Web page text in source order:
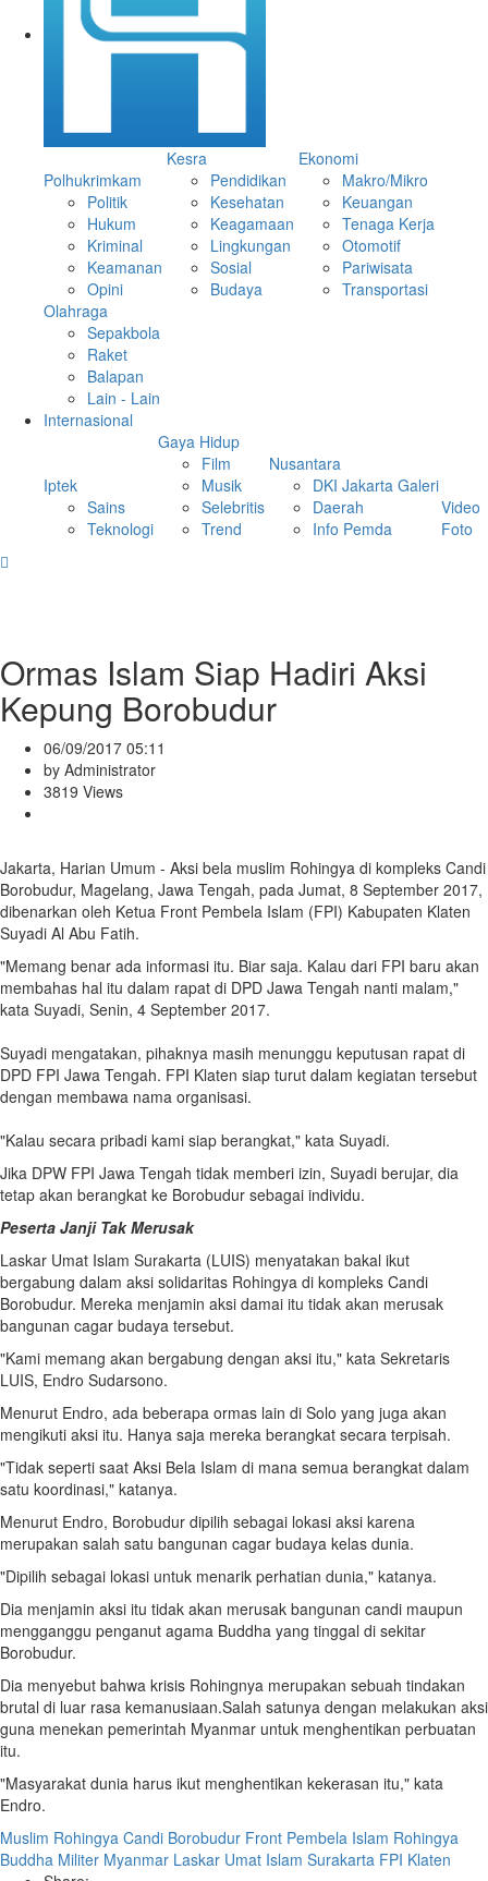
Polhukrimkam
Politik
Hukum
Kriminal
Keamanan
Opini
Kesra
Pendidikan
Kesehatan
Keagamaan
Lingkungan
Sosial
Budaya
Ekonomi
Makro/Mikro
Keuangan
Tenaga Kerja
Otomotif
Pariwisata
Transportasi
Olahraga
Sepakbola
Raket
Balapan
Lain - Lain
Internasional
Iptek
Sains
Teknologi
Gaya Hidup
Film
Musik
Selebritis
Trend
Nusantara
DKI Jakarta
Daerah
Info Pemda
Galeri
Video
Foto
Ormas Islam Siap Hadiri Aksi
Kepung Borobudur
06/09/2017 05:11
by Administrator
3819 Views
Jakarta, Harian Umum - Aksi bela muslim Rohingya di kompleks Candi
Borobudur, Magelang, Jawa Tengah, pada Jumat, 8 September 2017,
dibenarkan oleh Ketua Front Pembela Islam (FPI) Kabupaten Klaten
Suyadi Al Abu Fatih.
"Memang benar ada informasi itu. Biar saja. Kalau dari FPI baru akan
membahas hal itu dalam rapat di DPD Jawa Tengah nanti malam,"
kata Suyadi, Senin, 4 September 2017.
Suyadi mengatakan, pihaknya masih menunggu keputusan rapat di
DPD FPI Jawa Tengah. FPI Klaten siap turut dalam kegiatan tersebut
dengan membawa nama organisasi.
"Kalau secara pribadi kami siap berangkat," kata Suyadi.
Jika DPW FPI Jawa Tengah tidak memberi izin, Suyadi berujar, dia
tetap akan berangkat ke Borobudur sebagai individu.
Peserta Janji Tak Merusak
Laskar Umat Islam Surakarta (LUIS) menyatakan bakal ikut
bergabung dalam aksi solidaritas Rohingya di kompleks Candi
Borobudur. Mereka menjamin aksi damai itu tidak akan merusak
bangunan cagar budaya tersebut.
"Kami memang akan bergabung dengan aksi itu," kata Sekretaris
LUIS, Endro Sudarsono.
Menurut Endro, ada beberapa ormas lain di Solo yang juga akan
mengikuti aksi itu. Hanya saja mereka berangkat secara terpisah.
"Tidak seperti saat Aksi Bela Islam di mana semua berangkat dalam
satu koordinasi," katanya.
Menurut Endro, Borobudur dipilih sebagai lokasi aksi karena
merupakan salah satu bangunan cagar budaya kelas dunia.
"Dipilih sebagai lokasi untuk menarik perhatian dunia," katanya.
Dia menjamin aksi itu tidak akan merusak bangunan candi maupun
mengganggu penganut agama Buddha yang tinggal di sekitar
Borobudur.
Dia menyebut bahwa krisis Rohingnya merupakan sebuah tindakan
brutal di luar rasa kemanusiaan.Salah satunya dengan melakukan aksi
guna menekan pemerintah Myanmar untuk menghentikan perbuatan
itu.
"Masyarakat dunia harus ikut menghentikan kekerasan itu," kata
Endro.
Muslim Rohingya Candi Borobudur Front Pembela Islam Rohingya
Buddha Militer Myanmar Laskar Umat Islam Surakarta FPI Klaten